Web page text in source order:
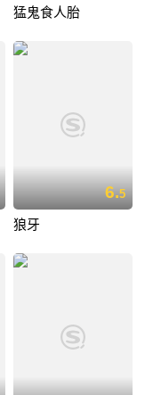
猛鬼食人胎
6.5
狼牙